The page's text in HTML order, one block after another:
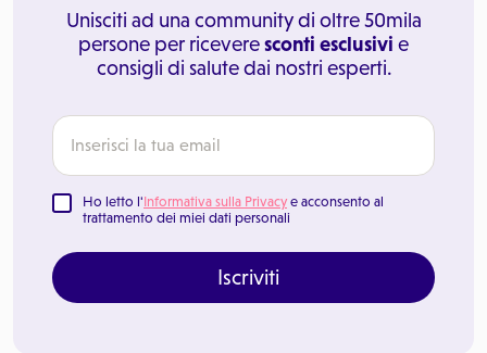
Unisciti ad una community di oltre 50mila
persone per riceveresconti esclusivi e
consigli di salute dai nostri esperti.
Ho letto l'Informativa sulla Privacy e acconsento al
trattamento dei miei dati personali
Iscriviti